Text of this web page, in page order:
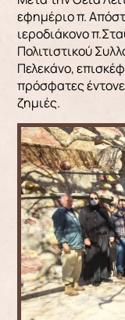
εφημέριο π.
ιεροδιάκονο
Πολιτιστικού
Πελεκάνο,
πρόσφατες
ζημιές.